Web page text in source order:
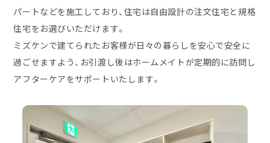
パートなどを施工しており、住宅は自由設計の注文住宅と規格
住宅をお選びいただけます。
ミズケンで建てられたお客様が日々の暮らしを安心で安全に
過ごせますよう、お引渡し後はホームメイトが定期的に訪問し
アフターケアをサポートいたします。